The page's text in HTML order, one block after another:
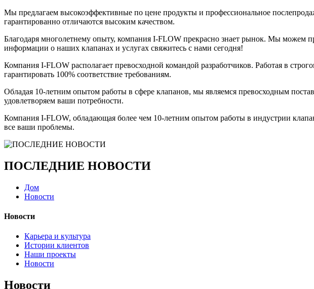
Мы предлагаем высокоэффективные по цене продукты и профессиональное
гарантированно отличаются высоким качеством.
Благодаря многолетнему опыту, компания I-FLOW прекрасно знает рынок. Мы можем
информации о наших клапанах и услугах свяжитесь с нами сегодня!
Компания I-FLOW располагает превосходной командой разработчиков. Работая в
гарантировать 100% соответствие требованиям.
Обладая 10-летним опытом работы в сфере клапанов, мы являемся превосходным
удовлетворяем ваши потребности.
Компания I-FLOW, обладающая более чем 10-летним опытом работы в индустрии
все ваши проблемы.
ПОСЛЕДНИЕ НОВОСТИ
Дом
Новости
Новости
Карьера и культура
Истории клиентов
Наши проекты
Новости
Новости